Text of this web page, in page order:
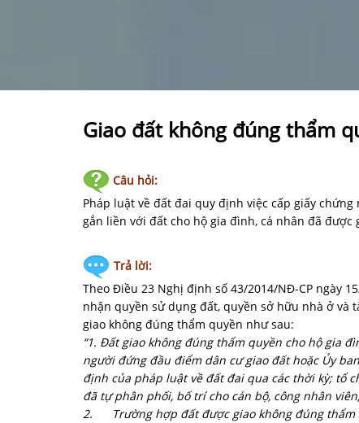
Giao đất không đúng thẩm
Câu hỏi:
Pháp luật về đất đai quy định việc cấp giấy
gắn liền với đất cho hộ gia đình, cá nhân đã
Trả lời:
Theo Điều 23 Nghị định số 43/2014/NĐ-CP ngày
nhận quyền sử dụng đất, quyền sở hữu nhà ở và
giao không đúng thẩm quyền như sau:
“1. Đất giao không đúng thẩm quyền cho hộ gia
người đứng đầu điểm dân cư giao đất hoặc Ủy
định của pháp luật về đất đai qua các thời kỳ; tổ
đã tự phân phối, bố trí cho cán bộ, công nhân
2.
Trường hợp đất được giao không đúng